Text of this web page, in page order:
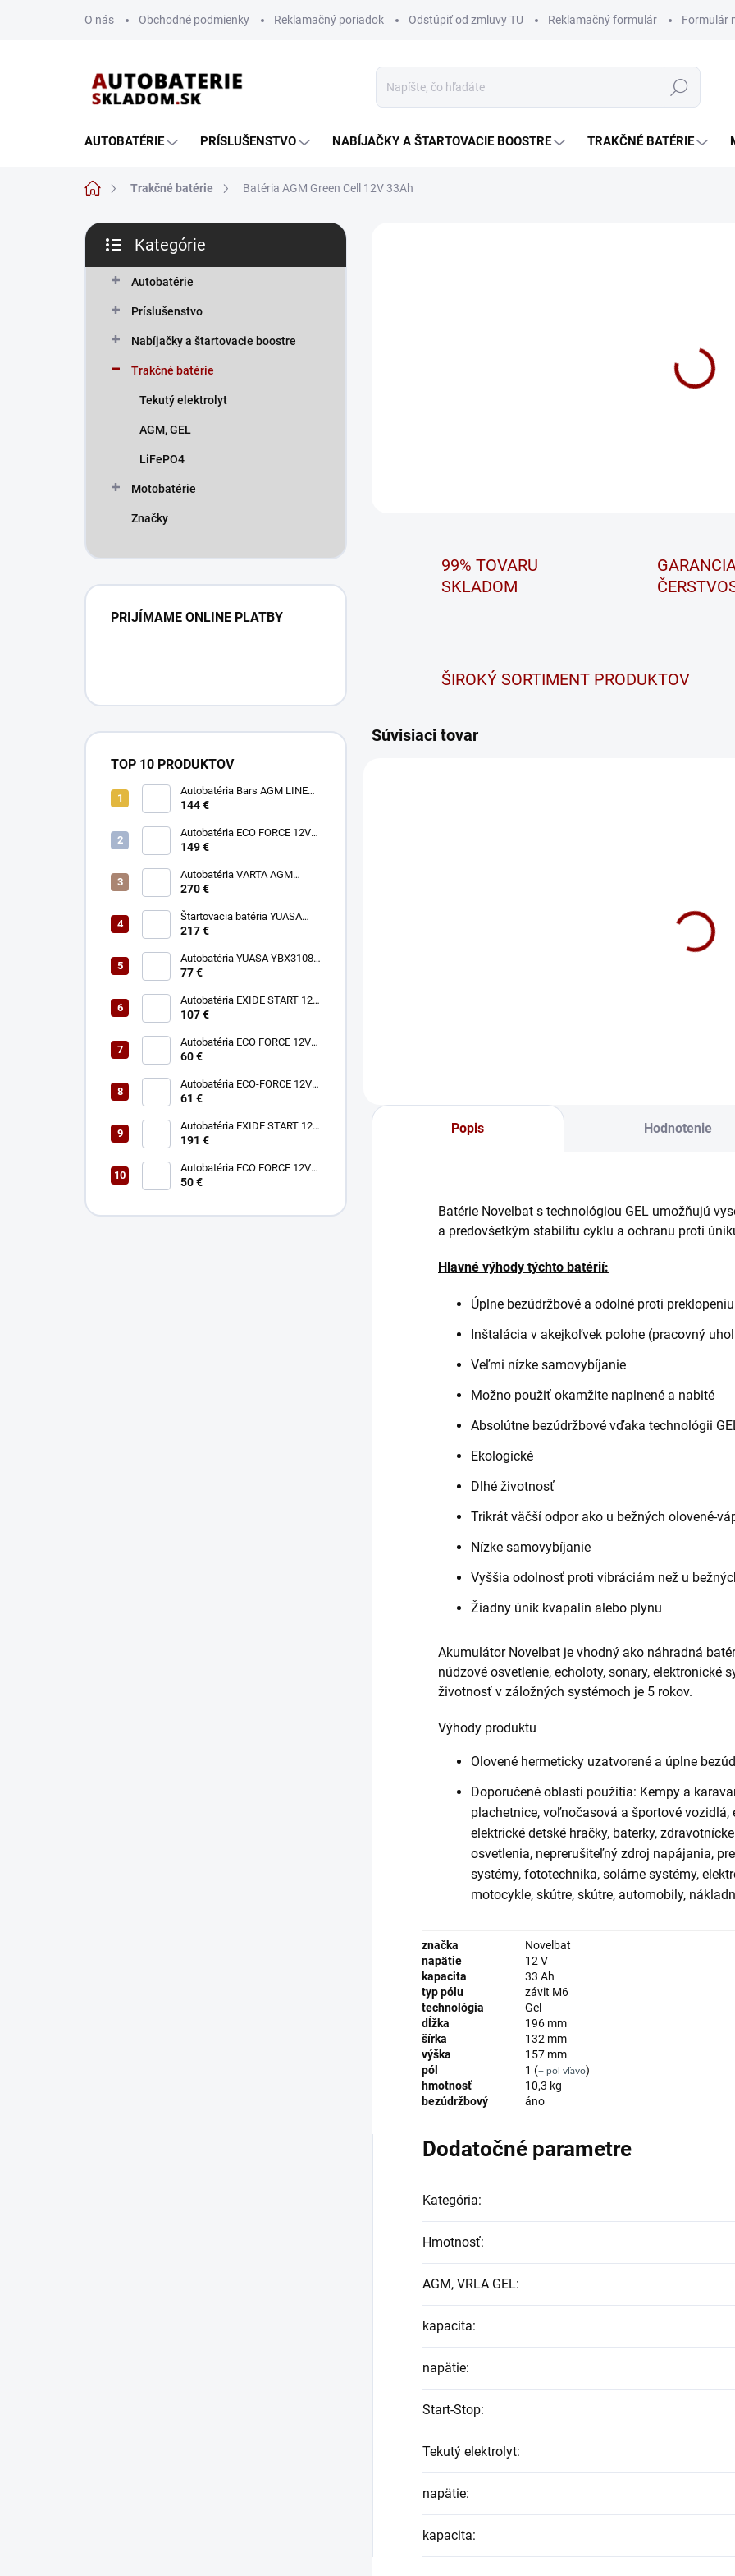
O nás Obchodné podmienky Reklamačný poriadok Odstúpiť od zmluvy TU Reklamačný formulár Formulár
Hľadať
AUTOBATÉRIE PRÍSLUŠENSTVO NABÍJAČKY A ŠTARTOVACIE BOOSTRE TRAKČNÉ BATÉRIE
DomovTrakčné batérie Batéria AGM Green Cell 12V 33Ah
B
č
kategórie
Kategórie
Autobatérie
Príslušenstvo
Nabíjačky a štartovacie boostre
Trakčné batérie
Tekutý elektrolyt
AGM, GEL
LiFePO4
Motobatérie
Značky
PRIJÍMAME ONLINE PLATBY
TOP 10 PRODUKTOV
Autobatéria Bars AGM LINE
12V 80Ah 800A
144 €
Autobatéria ECO FORCE 12V
180Ah 1050A
149 €
Autobatéria VARTA AGM
Dynamic 12V 95Ah 850A A5
270 €
Štartovacia batéria YUASA
YBX7030 12V 80Ah 760A
217 €
Autobatéria YUASA YBX3108
12V 50Ah 400A P+
77 €
Autobatéria EXIDE START 12V
74Ah 680A EN750
107 €
Autobatéria ECO FORCE 12V
60Ah 490A
60 €
Autobatéria ECO-FORCE 12V
62Ah 490A
61 €
Autobatéria EXIDE START 12V
140Ah 800A EN900
191 €
Autobatéria ECO FORCE 12V
50Ah 400A
50 €
99% TOVARU
SKLADOM
ŠIROKÝ SORTIMENT PRODUKTOV
Súvisiaci tovar
Popis Hodnotenie
Batérie Novelbat s technológiou GEL umožňujú
a predovšetkým stabilitu cyklu a ochranu proti
Hlavné výhody týchto batérií:
Úplne bezúdržbové a odolné proti preklopeniu
Inštalácia v akejkoľvek polohe (pracovný
Veľmi nízke samovybíjanie
Možno použiť okamžite naplnené a nabité
Absolútne bezúdržbové vďaka technológii
Ekologické
Dlhé životnosť
Trikrát väčší odpor ako u bežných olovené-
Nízke samovybíjanie
Vyššia odolnosť proti vibráciám než u
Žiadny únik kvapalín alebo plynu
Akumulátor Novelbat je vhodný ako náhradná
núdzové osvetlenie, echoloty, sonary, elektronické
životnosť v záložných systémoch je 5 rokov.
Výhody produktu
Olovené hermeticky uzatvorené a úplne
Doporučené oblasti použitia: Kempy a
plachetnice, voľnočasová a športové vozidlá,
elektrické detské hračky, baterky,
osvetlenia, neprerušiteľný zdroj napájania,
systémy, fototechnika, solárne systémy,
motocykle, skútre, skútre, automobily,
značka
Novelbat
napätie
12 V
kapacita
33 Ah
typ pólu
závit M6
technológia
Gel
dĺžka
196 mm
šírka
132 mm
výška
157 mm
pól
1 (+ pól vľavo)
hmotnosť
10,3 kg
bezúdržbový áno
Dodatočné parametre
Kategória:
Hmotnosť:
AGM, VRLA GEL:
kapacita:
napätie:
Start-Stop:
Tekutý elektrolyt:
napätie:
kapacita: